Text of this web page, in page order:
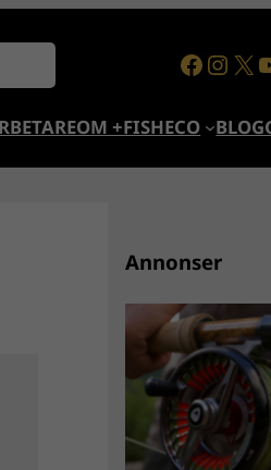
X
OM +FISHECO
Annonser